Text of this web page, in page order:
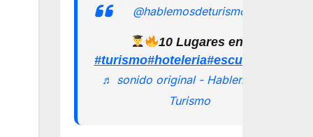
@hablemosdeturismomx
10 Lugares en los que
#turismo#hoteleria
♬ sonido original - Hablemos de
Turismo